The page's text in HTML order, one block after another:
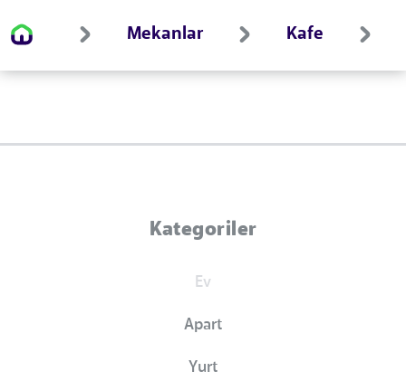
Mekanlar Kafe
Kategoriler
Ev
Apart
Yurt